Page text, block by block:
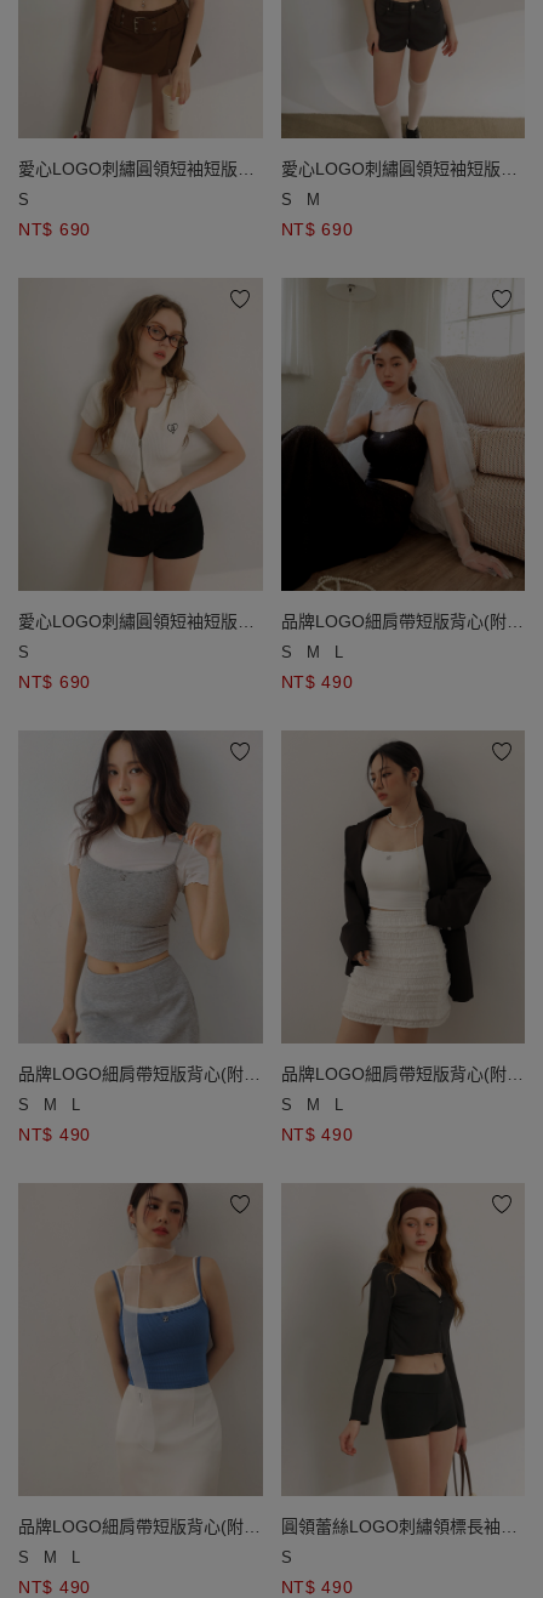
愛心LOGO刺繡圓領短袖短版拉
鍊開襟針織衫
S
NT$ 690
愛心LOGO刺繡圓領短袖短版拉
鍊開襟針織衫
S M
NT$ 690
愛心LOGO刺繡圓領短袖短版拉
鍊開襟針織衫
S
NT$ 690
品牌LOGO細肩帶短版背心(附胸
墊)
S M L
NT$ 490
品牌LOGO細肩帶短版背心(附胸
墊)
S M L
NT$ 490
品牌LOGO細肩帶短版背心(附胸
墊)
S M L
NT$ 490
品牌LOGO細肩帶短版背心(附胸
墊)
S M L
NT$ 490
圓領蕾絲LOGO刺繡領標長袖短
版排扣開襟針織衫
S
NT$ 490